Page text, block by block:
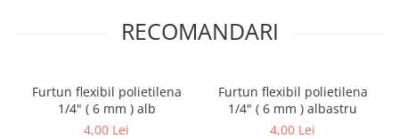
Garnituri si oringuri
Valve si Automatizari
Surse alimentare
Conexiune: 1/4" quickRECOMANDARI
Furtun flexibil polietilena
1/4" ( 6 mm ) alb
4,00 Lei
Furtun flexibil polietilena
1/4" ( 6 mm ) albastru
4,00 Lei